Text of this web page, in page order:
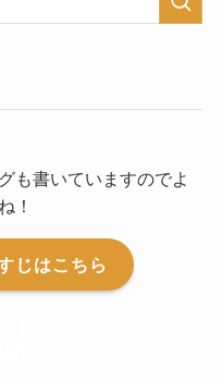
も書いていますのでよ
！
じはこちら